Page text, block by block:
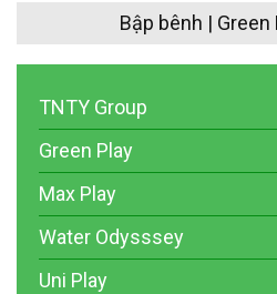
Bập bênh |
TNTY Group
Green Play
Max Play
Water Odysssey
Uni Play